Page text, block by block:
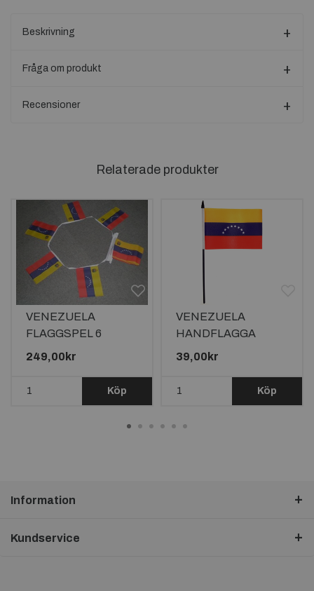
Beskrivning
Fråga om produkt
Recensioner
Relaterade produkter
VENEZUELA
FLAGGSPEL 6
METER LÅNGT MED
249,00kr
Köp
VENEZUELA
HANDFLAGGA
15X10CM (8 stjärnor)
39,00kr
Köp
Information
Kundservice